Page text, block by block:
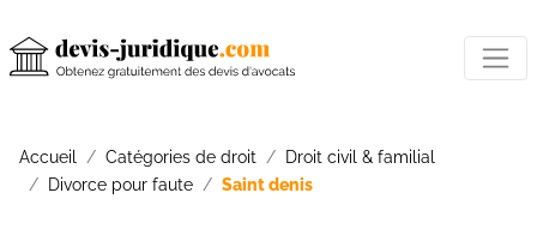
Accueil Catégories de droit
Droit civil & familial
Divorce pour faute
Saint denis